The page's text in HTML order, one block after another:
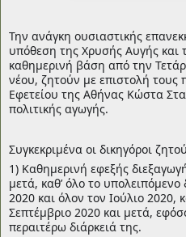
Την ανάγκη ουσιαστικής
υπόθεση της Χρυσής Αυγής και
καθημερινή βάση από την
νέου, ζητούν με επιστολή τους
Εφετείου της Αθήνας Κώστα
πολιτικής αγωγής.
Συγκεκριμένα οι δικηγόροι
1) Καθημερινή εφεξής
μετά, καθ’ όλο το
2020 και όλον τον Ιούλιο 2020,
Σεπτέμβριο 2020 και μετά,
περαιτέρω διάρκειά της.